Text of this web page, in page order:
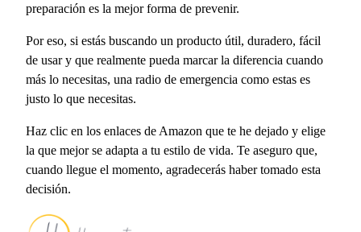
preparación es la mejor forma de prevenir.
Por eso, si estás buscando un producto útil, duradero, fácil
de usar y que realmente pueda marcar la diferencia cuando
más lo necesitas, una radio de emergencia como estas es
justo lo que necesitas.
Haz clic en los enlaces de Amazon que te he dejado y elige
la que mejor se adapta a tu estilo de vida. Te aseguro que,
cuando llegue el momento, agradecerás haber tomado esta
decisión.